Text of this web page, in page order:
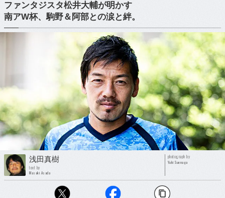
ファンタジスタ松井大輔が明かす
南アW杯、駒野＆阿部との涙と絆。
浅田真樹
text by
Masaki Asada
photograph by
Yuki Suenaga